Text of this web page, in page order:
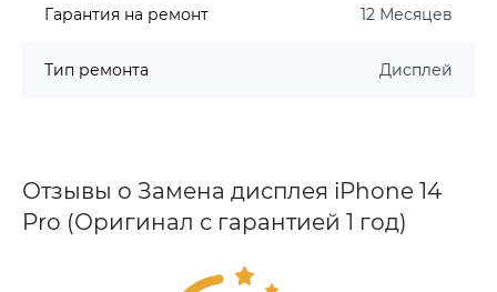
Гарантия на ремонт 12 Месяцев
Тип ремонта Дисплей
Отзывы о Замена дисплея iPhone 14
Pro (Оригинал с гарантией 1 год)